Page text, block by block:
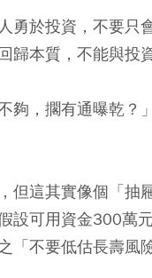
勇於投資，不要只
歸本質，不能與投
夠，擱有通曝乾
但這其實像個「抽
可用資金300萬
不要低估長壽風